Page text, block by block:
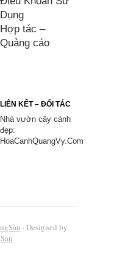
Dụng
Hợp tác –
Quảng cáo
LIÊN KẾT – ĐỐI TÁC
Nhà vườn cây cảnh
đẹp:
HoaCanhQuangVy.Com
· Designed by